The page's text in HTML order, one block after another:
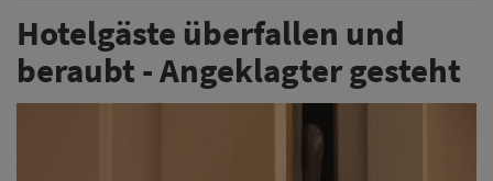
Hotelgäste überfallen und
beraubt - Angeklagter gesteht